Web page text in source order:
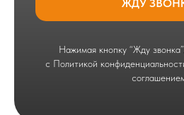
ЖДУ
Нажимая кнопку “Жду
с Политикой